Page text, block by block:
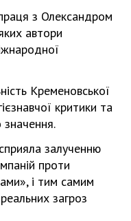
з Олександром
автори
Кременовської
критики та
значення.
залученню
проти
і тим самим
загроз